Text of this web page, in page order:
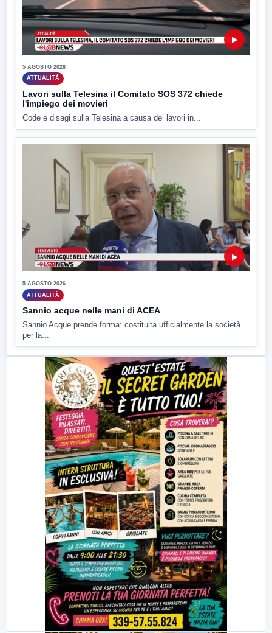
▶
5 AGOSTO 2026
ATTUALITÀ
Lavori sulla Telesina il Comitato SOS 372 chiede
l'impiego dei movieri
Code e disagi sulla Telesina a causa dei lavori in...
▶
5 AGOSTO 2026
ATTUALITÀ
Sannio acque nelle mani di ACEA
Sannio Acque prende forma: costituita ufficialmente la società
per la...